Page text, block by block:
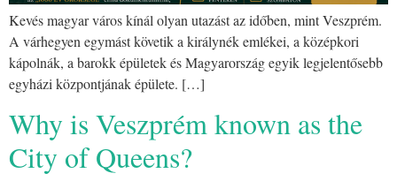
Kevés magyar város kínál olyan utazást az időben, mint Veszprém.
A várhegyen egymást követik a királynék emlékei, a középkori
kápolnák, a barokk épületek és Magyarország egyik legjelentősebb
egyházi központjának épülete. […]
Why is Veszprém known as the
City of Queens?